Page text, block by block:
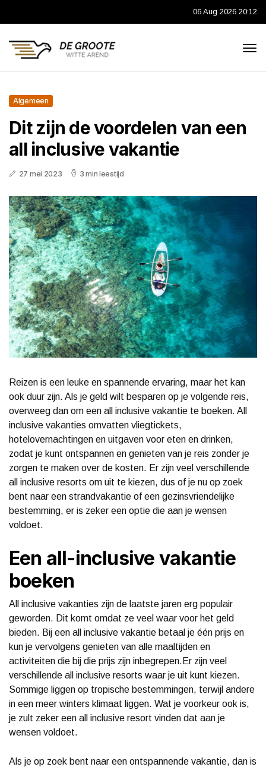
06 Aug 2026 20:12
Algemeen
Dit zijn de voordelen van een
all inclusive vakantie
27 mei 2023 3 min leestijd
Reizen is een leuke en spannende ervaring, maar het kan
ook duur zijn. Als je geld wilt besparen op je volgende reis,
overweeg dan om een all inclusive vakantie te boeken. All
inclusive vakanties omvatten vliegtickets,
hotelovernachtingen en uitgaven voor eten en drinken,
zodat je kunt ontspannen en genieten van je reis zonder je
zorgen te maken over de kosten. Er zijn veel verschillende
all inclusive resorts om uit te kiezen, dus of je nu op zoek
bent naar een strandvakantie of een gezinsvriendelijke
bestemming, er is zeker een optie die aan je wensen
voldoet.
Een all-inclusive vakantie
boeken
All inclusive vakanties zijn de laatste jaren erg populair
geworden. Dit komt omdat ze veel waar voor het geld
bieden. Bij een all inclusive vakantie betaal je één prijs en
kun je vervolgens genieten van alle maaltijden en
activiteiten die bij die prijs zijn inbegrepen.Er zijn veel
verschillende all inclusive resorts waar je uit kunt kiezen.
Sommige liggen op tropische bestemmingen, terwijl andere
in een meer winters klimaat liggen. Wat je voorkeur ook is,
je zult zeker een all inclusive resort vinden dat aan je
wensen voldoet.
Als je op zoek bent naar een ontspannende vakantie, dan is